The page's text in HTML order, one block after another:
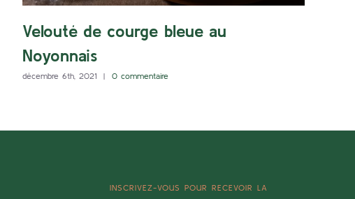
Velouté de courge bleue au
Noyonnais
décembre 6th, 2021 | 0 commentaire
INSCRIVEZ-VOUS POUR RECEVOIR LA